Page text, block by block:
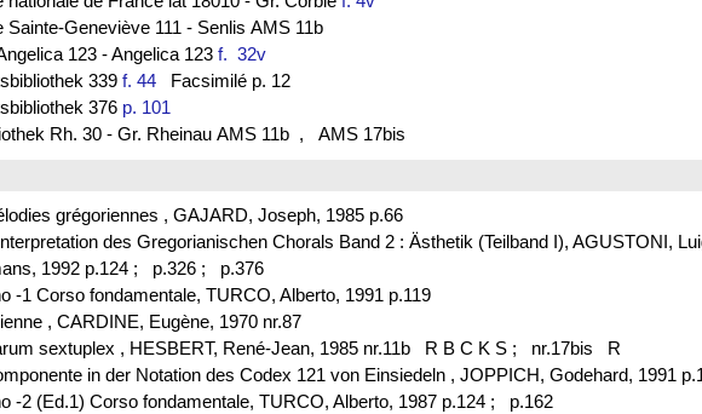
Sainte-Geneviève 111 - Senlis AMS 11b
123 - Angelica 123 f. 32v
339 f. 44Facsimilé p. 12
376 p. 101
Rh. 30 - Gr. Rheinau AMS 11b, AMS 17bis
grégoriennes , GAJARD, Joseph, 1985 p.66
des Gregorianischen Chorals Band 2 : Ästhetik (Teilband I), AGUSTONI,
1992 p.124 ;
p.326 ;
p.376
-1 Corso fondamentale, TURCO, Alberto, 1991 p.119
, CARDINE, Eugène, 1970 nr.87
sextuplex , HESBERT, René-Jean, 1985 nr.11b R B C K S ;
nr.17bis R
in der Notation des Codex 121 von Einsiedeln , JOPPICH, Godehard, 1991
-2 (Ed.1) Corso fondamentale, TURCO, Alberto, 1987 p.124 ;
p.162